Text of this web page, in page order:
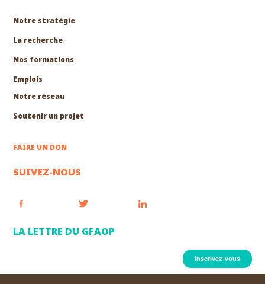
Notre stratégie
La recherche
Nos formations
Emplois
Notre réseau
Soutenir un projet
FAIRE UN DON
SUIVEZ-NOUS
LA LETTRE DU GFAOP
Inscrivez-vous